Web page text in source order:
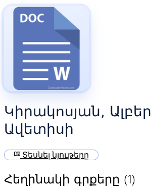
Կիրակոսյան,
Ավետիսի
menu_book Տեսնել նյութերը
Հեղինակի գրքերը (1)